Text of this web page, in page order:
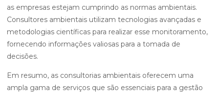
as empresas estejam cumprindo as normas ambientais.
Consultores ambientais utilizam tecnologias avançadas e
metodologias científicas para realizar esse monitoramento,
fornecendo informações valiosas para a tomada de
decisões.
Em resumo, as consultorias ambientais oferecem uma
ampla gama de serviços que são essenciais para a gestão